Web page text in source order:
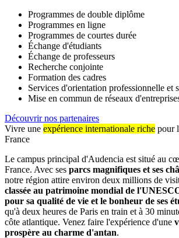
Programmes de double diplôme
Programmes en ligne
Programmes de courtes durée
Échange d'étudiants
Échange de professeurs
Recherche conjointe
Formation des cadres
Services d'orientation professionnelle et
Mise en commun de réseaux
Découvrir nos partenaires
Vivre une expérience internationale riche pour
France
Le campus principal d'Audencia est situé au
France. Avec ses parcs magnifiques et ses
notre région attire environ deux millions de
classée au patrimoine mondial de
pour sa qualité de vie et le bonheur de ses
qu'à deux heures de Paris en train et à 30
côte atlantique. Venez faire l'expérience d'une
prospère au charme d'antan.